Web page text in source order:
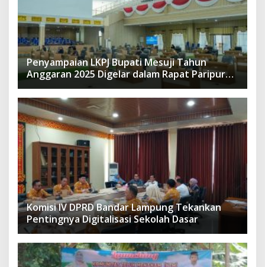
Penyampaian LKPJ Bupati Mesuji Tahun
Anggaran 2025 Digelar dalam Rapat Paripurna
DPRD
Komisi IV DPRD Bandar Lampung Tekankan
Pentingnya Digitalisasi Sekolah Dasar